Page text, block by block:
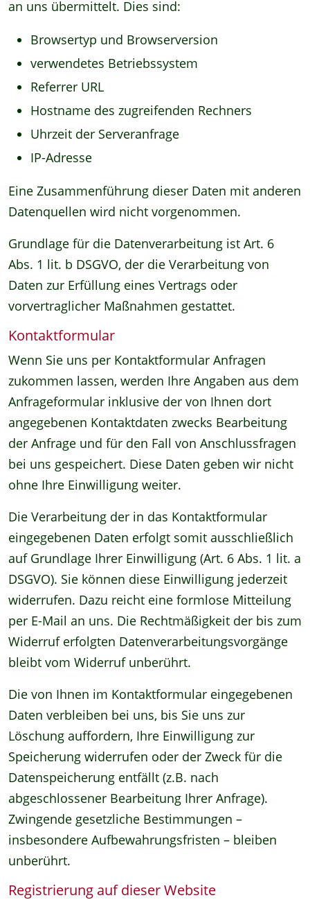
an uns übermittelt. Dies sind:
Browsertyp und Browserversion
verwendetes Betriebssystem
Referrer URL
Hostname des zugreifenden Rechners
Uhrzeit der Serveranfrage
IP-Adresse
Eine Zusammenführung dieser Daten mit anderen
Datenquellen wird nicht vorgenommen.
Grundlage für die Datenverarbeitung ist Art. 6
Abs. 1 lit. b DSGVO, der die Verarbeitung von
Daten zur Erfüllung eines Vertrags oder
vorvertraglicher Maßnahmen gestattet.
Kontaktformular
Wenn Sie uns per Kontaktformular Anfragen
zukommen lassen, werden Ihre Angaben aus dem
Anfrageformular inklusive der von Ihnen dort
angegebenen Kontaktdaten zwecks Bearbeitung
der Anfrage und für den Fall von Anschlussfragen
bei uns gespeichert. Diese Daten geben wir nicht
ohne Ihre Einwilligung weiter.
Die Verarbeitung der in das Kontaktformular
eingegebenen Daten erfolgt somit ausschließlich
auf Grundlage Ihrer Einwilligung (Art. 6 Abs. 1 lit. a
DSGVO). Sie können diese Einwilligung jederzeit
widerrufen. Dazu reicht eine formlose Mitteilung
per E-Mail an uns. Die Rechtmäßigkeit der bis zum
Widerruf erfolgten Datenverarbeitungsvorgänge
bleibt vom Widerruf unberührt.
Die von Ihnen im Kontaktformular eingegebenen
Daten verbleiben bei uns, bis Sie uns zur
Löschung auffordern, Ihre Einwilligung zur
Speicherung widerrufen oder der Zweck für die
Datenspeicherung entfällt (z.B. nach
abgeschlossener Bearbeitung Ihrer Anfrage).
Zwingende gesetzliche Bestimmungen –
insbesondere Aufbewahrungsfristen – bleiben
unberührt.
Registrierung auf dieser Website